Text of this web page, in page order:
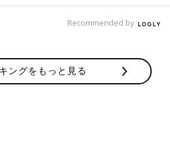
Recommended by
ングをもっと見る